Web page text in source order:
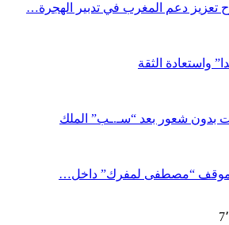
تعزيز دعم المغرب في تدبير الهجرة…
واستعادة الثقة
بدون شعور بعد “سـ.ـب” الملك
موقف “مصطفى لمفرك” داخل…